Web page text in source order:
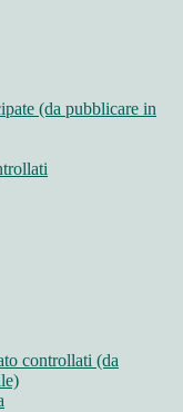
(da pubblicare in
controllati (da